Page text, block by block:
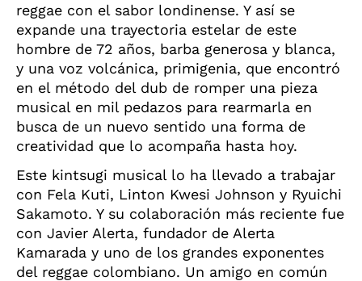
reggae con el sabor londinense. Y así se
expande una trayectoria estelar de este
hombre de 72 años, barba generosa y blanca,
y una voz volcánica, primigenia, que encontró
en el método del dub de romper una pieza
musical en mil pedazos para rearmarla en
busca de un nuevo sentido una forma de
creatividad que lo acompaña hasta hoy.
Este kintsugi musical lo ha llevado a trabajar
con Fela Kuti, Linton Kwesi Johnson y Ryuichi
Sakamoto. Y su colaboración más reciente fue
con Javier Alerta, fundador de Alerta
Kamarada y uno de los grandes exponentes
del reggae colombiano. Un amigo en común